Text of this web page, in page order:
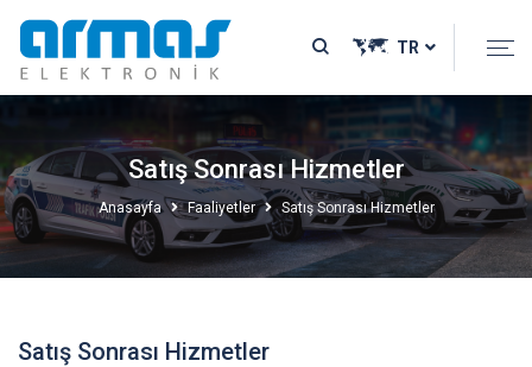
TR
Satış Sonrası Hizmetler
Anasayfa Faaliyetler Satış Sonrası Hizmetler
Satış Sonrası Hizmetler